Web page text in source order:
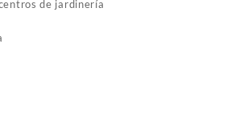
de jardinería